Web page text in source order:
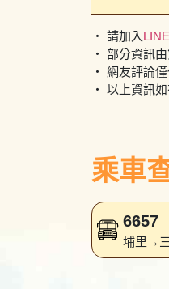
・ 請加入
・ 部分資訊
・ 網友評論
・ 以上資訊
乘車
6657
埔里→